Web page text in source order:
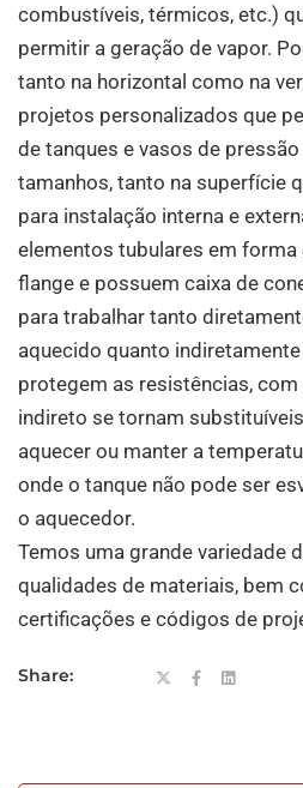
combustíveis, térmicos, etc.)
permitir a geração de vapor.
tanto na horizontal como na
projetos personalizados que
de tanques e vasos de
tamanhos, tanto na superfície
para instalação interna e
elementos tubulares em forma
flange e possuem caixa de
para trabalhar tanto
aquecido quanto
protegem as resistências,
indireto se tornam
aquecer ou manter a
onde o tanque não pode ser
o aquecedor.
Temos uma grande variedade
qualidades de materiais, bem
certificações e códigos de
Share: